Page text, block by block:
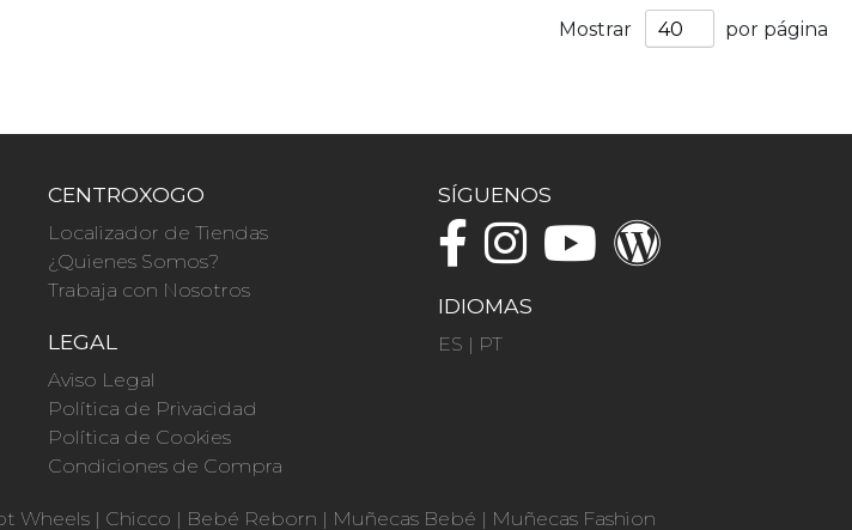
Mostrar por página
CENTROXOGO
Localizador de Tiendas
¿Quienes Somos?
Trabaja con Nosotros
LEGAL
Aviso Legal
Política de Privacidad
Política de Cookies
Condiciones de Compra
SÍGUENOS
IDIOMAS
ES | PT
Wheels | Chicco | Bebé Reborn | Muñecas Bebé | Muñecas Fashion